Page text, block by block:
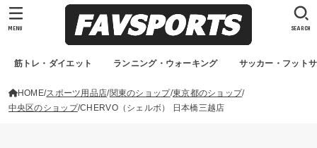
筋トレ・ダイエット ランニング・ウォーキング サッカー・フット
SEARCH
MENU
HOME スポーツ用品店 関東のショップ 東京都のショップ
中央区のショップ CHERVO（シェルボ） 日本橋三越店